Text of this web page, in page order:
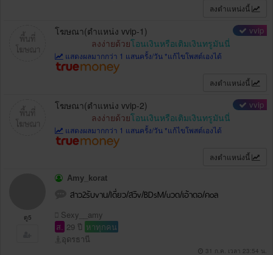
ลงตำแหน่งนี้
โฆษณา(ตำแหน่ง vvip-1) vvip
ลงง่ายด้วยโอนเงินหรือเติมเงินทรูมันนี่
แสดงผลมากกว่า 1 แสนครั้ง/วัน *แก้ไขโพสต์เองได้
ลงตำแหน่งนี้
โฆษณา(ตำแหน่ง vvip-2) vvip
ลงง่ายด้วยโอนเงินหรือเติมเงินทรูมันนี่
แสดงผลมากกว่า 1 แสนครั้ง/วัน *แก้ไขโพสต์เองได้
ลงตำแหน่งนี้
ดู5
Amy_korat
สาว2รับvาน/Iดี่ยว/สวิv/BDsM/uวด/เอ้าดอ/คoล
Sexy__amy
ส. 29 ปี หาทุกคน
อุดรธานี
31 ก.ค. เวลา 23:54 น.